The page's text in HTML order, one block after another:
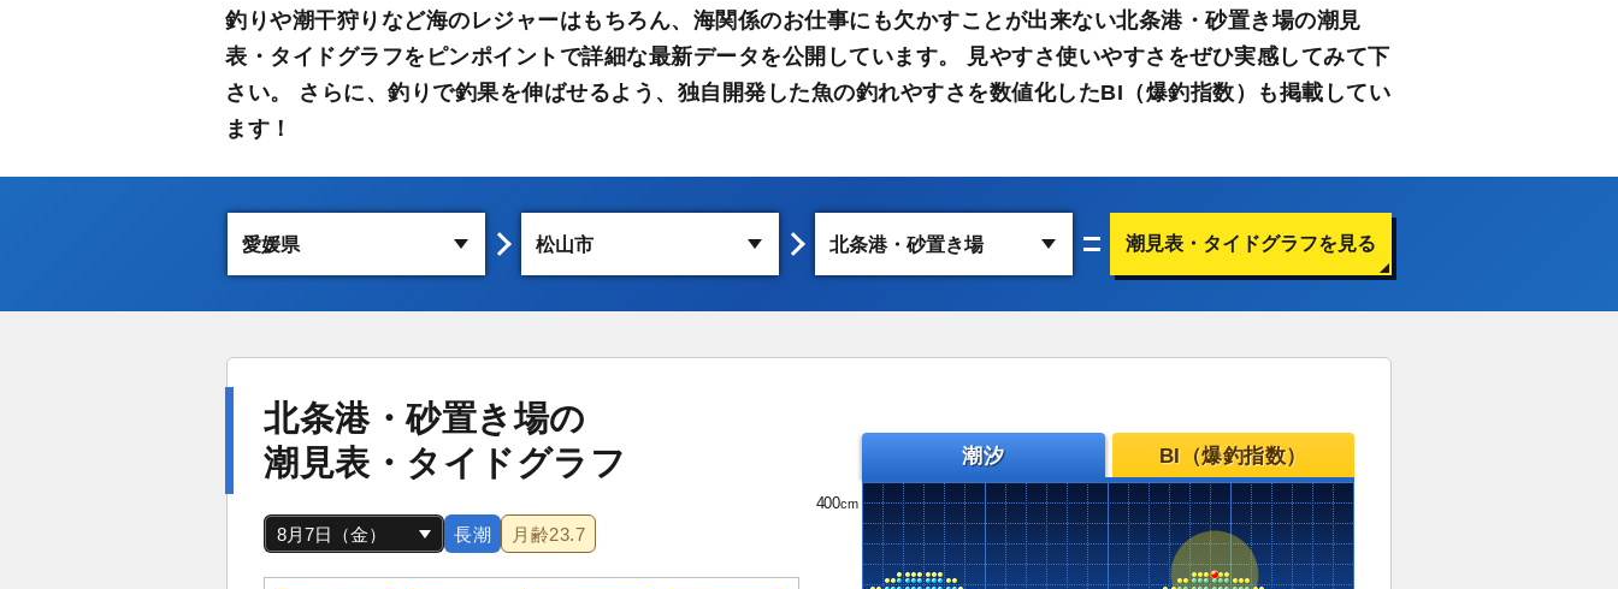
釣りや潮干狩りなど海のレジャーはもちろん、海関係のお仕事にも欠かすことが出来ない北条港・砂置き場の潮見
表・タイドグラフをピンポイントで詳細な最新データを公開しています。 見やすさ使いやすさをぜひ実感してみて下
さい。 さらに、釣りで釣果を伸ばせるよう、独自開発した魚の釣れやすさを数値化したBI（爆釣指数）も掲載してい
ます！
潮見表・タイドグラフを見る
北条港・砂置き場の
潮見表・タイドグラフ
長潮 月齢23.7
潮汐 BI（爆釣指数）
400